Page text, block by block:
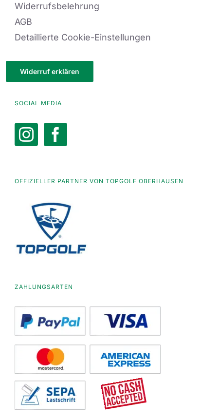
Widerrufsbelehrung
AGB
Detaillierte Cookie-Einstellungen
Widerruf erklären
SOCIAL MEDIA
OFFIZIELLER PARTNER VON TOPGOLF OBERHAUSEN
ZAHLUNGSARTEN